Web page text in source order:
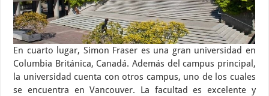
En cuarto lugar, Simon Fraser es una gran universidad en
Columbia Británica, Canadá. Además del campus principal,
la universidad cuenta con otros campus, uno de los cuales
se encuentra en Vancouver. La facultad es excelente y